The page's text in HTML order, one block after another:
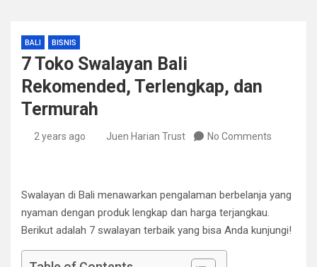
BALI BISNIS
7 Toko Swalayan Bali
Rekomended, Terlengkap, dan
Termurah
2 years ago ⁠Juen Harian Trust No Comments
Swalayan di Bali menawarkan pengalaman berbelanja yang
nyaman dengan produk lengkap dan harga terjangkau.
Berikut adalah 7 swalayan terbaik yang bisa Anda kunjungi!